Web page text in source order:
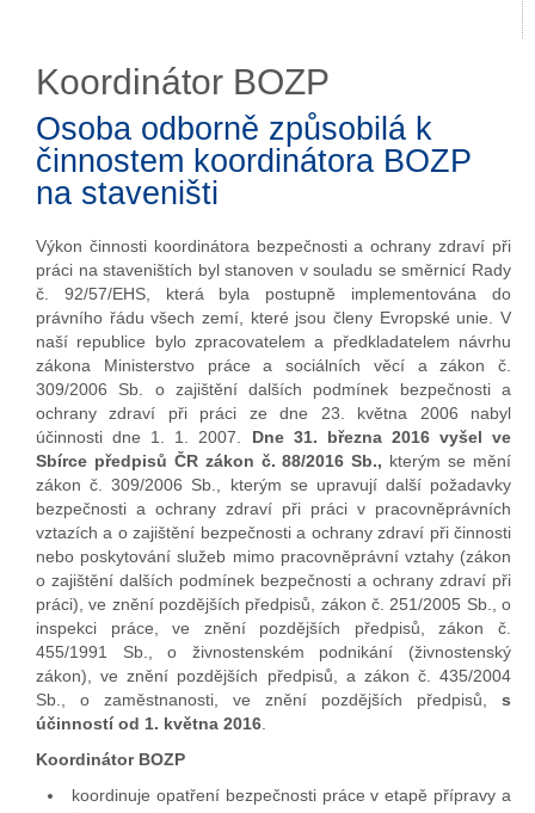
Koordinátor BOZP
Osoba odborně způsobilá k
činnostem koordinátora BOZP
na staveništi
Výkon činnosti koordinátora bezpečnosti a ochrany zdraví při
práci na staveništích byl stanoven v souladu se směrnicí Rady
č. 92/57/EHS, která byla postupně implementována do
právního řádu všech zemí, které jsou členy Evropské unie. V
naší republice bylo zpracovatelem a předkladatelem návrhu
zákona Ministerstvo práce a sociálních věcí a zákon č.
309/2006 Sb. o zajištění dalších podmínek bezpečnosti a
ochrany zdraví při práci ze dne 23. května 2006 nabyl
účinnosti dne 1. 1. 2007.
Dne 31. března 2016 vyšel ve
Sbírce předpisů ČR zákon č. 88/2016 Sb., kterým se mění
zákon č. 309/2006 Sb., kterým se upravují další požadavky
bezpečnosti a ochrany zdraví při práci v pracovněprávních
vztazích a o zajištění bezpečnosti a ochrany zdraví při činnosti
nebo poskytování služeb mimo pracovněprávní vztahy (zákon
o zajištění dalších podmínek bezpečnosti a ochrany zdraví při
práci), ve znění pozdějších předpisů, zákon č. 251/2005 Sb., o
inspekci práce, ve znění pozdějších předpisů, zákon č.
455/1991 Sb., o živnostenském podnikání (živnostenský
zákon), ve znění pozdějších předpisů, a zákon č. 435/2004
Sb., o zaměstnanosti, ve znění pozdějších předpisů, s
účinností od 1. května 2016
Koordinátor BOZP
koordinuje opatření bezpečnosti práce v etapě přípravy a